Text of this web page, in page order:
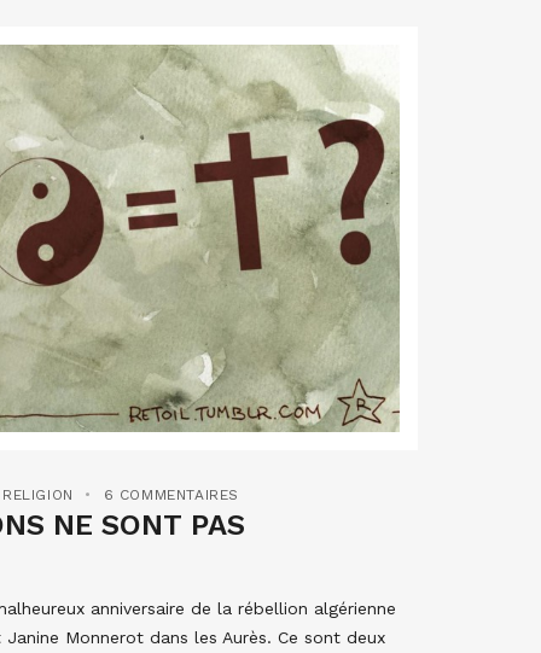
RELIGION 6 COMMENTAIRES
NE SONT PAS
anniversaire de la rébellion algérienne
Monnerot dans les Aurès. Ce sont deux